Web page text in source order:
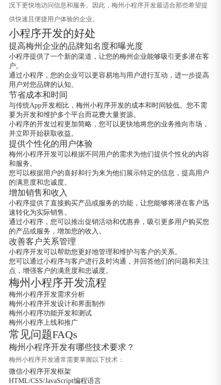
况下更快地访问信息和服务。因此，梅州小程序开发最适合那些希望提
供快速且便捷用户体验的企业。
小程序开发的好处
提高梅州企业的品牌知名度和曝光度
小程序提供了一个新的渠道，让您的梅州企业能够吸引更多潜在客
户。
通过小程序，您的企业可以更容易地与用户进行互动，进一步提高
用户对您品牌的认知。
节省成本和时间
与传统App开发相比，梅州小程序开发的成本和时间较低。您不需
要为开发和维护多个平台而花费大量资源。
小程序的开发过程更加简略，您可以更快地将您的业务推向市场，
并立即开始获取收益。
提供个性化的用户体验
梅州小程序开发可以根据不同用户的需求为他们提供个性化的内容
和服务。
您可以根据用户的喜好和行为来为他们展示特定的信息，提高用户
的满意度和忠诚度。
增加销售和收入
小程序提供了直接购买产品或服务的功能，让您能够将潜在客户迅
速转化为实际销售。
通过小程序，您可以推出促销活动和优惠券，吸引更多用户购买您
的产品或服务，增加您的收入。
改善客户关系管理
小程序开发可以帮助您更好地管理和维护与客户的关系。
您可以通过小程序与客户进行及时沟通，并回答他们的问题和关注
点，增强客户的满意度和忠诚度。
梅州小程序开发流程
梅州小程序开发需求分析
梅州小程序开发设计和界面制作
梅州小程序功能开发和测试
梅州小程序上线和推广
常见问题FAQs
梅州小程序开发有哪些技术要求？
梅州小程序开发通常需要掌握以下技术：
微信小程序开发框架
HTML/CSS/JavaScript编程语言